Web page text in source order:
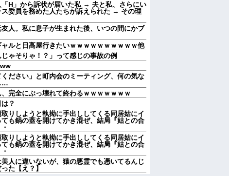
「H」から訴状が届いた私 → 夫と私、さらにい
委員を務めた人たちが訴えられた → その理
人。私に息子が生まれた後、いつの間にかブ
ャルと日高屋行きたいｗｗｗｗｗｗｗｗｗｗ他
ゃそりゃ！？」って感じの事故の例
ください」と町内会のミーティング、何の気な
、完全にぶっ壊れて終わるｗｗｗｗｗｗｗ
？
りしようと執拗に手出ししてくる同居姑にイ
も鍋の蓋を開けてかき混ぜ、結局『姑との合
りしようと執拗に手出ししてくる同居姑にイ
も鍋の蓋を開けてかき混ぜ、結局『姑との合
人に違いないが、猿の悪霊でも憑いてるんじ
た【え？】